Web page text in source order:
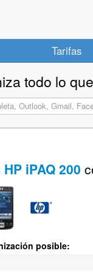
Tarifas
todo lo
HP iPAQ 200
posible: